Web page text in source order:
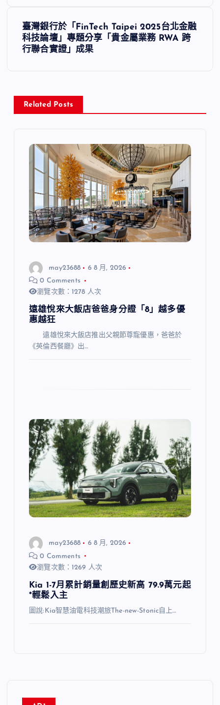
覽
臺灣銀行於「FinTech Taipei 2025台北金融
科技論壇」專題分享「貴金屬業務 RWA 跨
行聯合實證」成果
Related Posts
may23688
6 8 月, 2026
0 Comments
瀏覽次數：1278 人次
遠雄悅來大飯店爸爸身分證「8」越多優
惠越狂
遠雄悅來大飯店推出父親節尊寵優惠，爸爸於
《英倫西餐廳》出…
may23688
6 8 月, 2026
0 Comments
瀏覽次數：1269 人次
Kia 1-7月累計銷量創歷史新高 79.9萬元起
*輕鬆入主
圖說:Kia智慧油電科技潮旅The-new-Stonic自上…